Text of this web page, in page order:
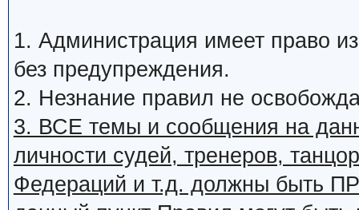
1. Администрация имеет право
без предупреждения.
2. Незнание правил не
3. ВСЕ темы и сообщения на
личности судей, тренеров,
Федераций и т.д. должны